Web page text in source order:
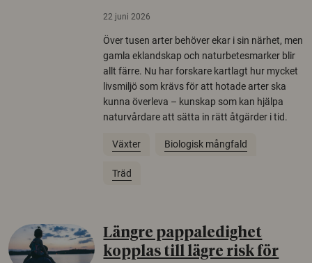
22 juni 2026
Över tusen arter behöver ekar i sin närhet, men
gamla eklandskap och naturbetesmarker blir
allt färre. Nu har forskare kartlagt hur mycket
livsmiljö som krävs för att hotade arter ska
kunna överleva – kunskap som kan hjälpa
naturvårdare att sätta in rätt åtgärder i tid.
Växter Biologisk mångfald
Träd
Längre pappaledighet
kopplas till lägre risk för